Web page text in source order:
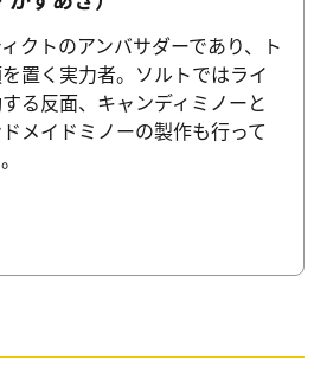
クトのアンバサダーであり、ト
置く実力者。ソルトではライ
る反面、キャンディミノーと
メイドミノーの製作も行って